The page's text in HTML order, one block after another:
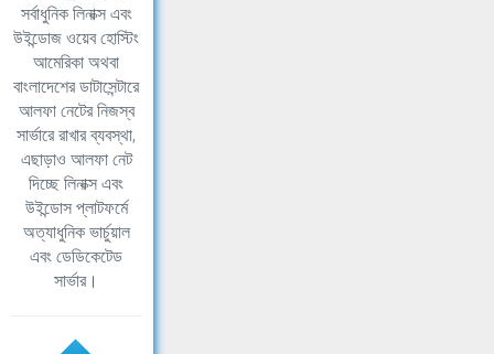
সর্বাধুনিক লিনাক্স এবং
উইন্ডোজ ওয়েব হোস্টিং
আমেরিকা অথবা
বাংলাদেশের ডাটাসেন্টারে
আলফা নেটের নিজস্ব
সার্ভারে রাখার ব্যবস্থা,
এছাড়াও আলফা নেট
দিচ্ছে লিনাক্স এবং
উইন্ডোস প্লাটফর্মে
অত্যাধুনিক ভার্চুয়াল
এবং ডেডিকেটেড
সার্ভার।